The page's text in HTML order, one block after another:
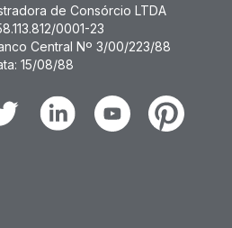
de Consórcio LTDA
0001-23
Central Nº 3/00/223/88
15/08/88
LinkedinYoutubePinterest